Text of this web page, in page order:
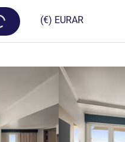
AR
EUR
(€)